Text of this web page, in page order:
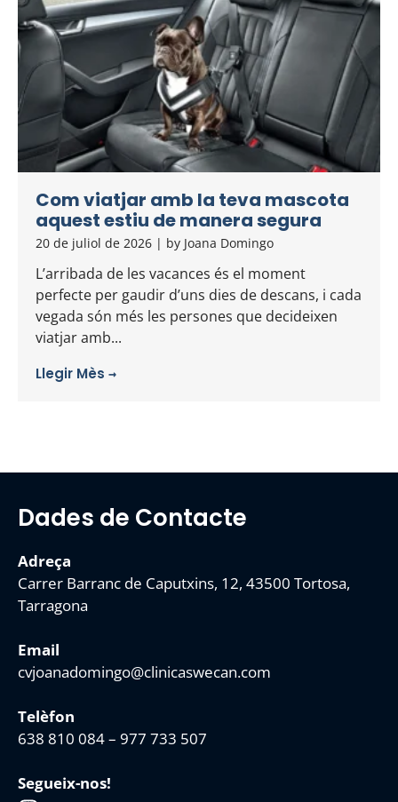
Com viatjar amb la teva mascota
aquest estiu de manera segura
20 de juliol de 2026 | by Joana Domingo
L’arribada de les vacances és el moment
perfecte per gaudir d’uns dies de descans, i cada
vegada són més les persones que decideixen
viatjar amb...
Llegir Mès →
Dades de Contacte
Adreça
Carrer Barranc de Caputxins, 12, 43500 Tortosa,
Tarragona
Email
cvjoanadomingo@clinicaswecan.com
Telèfon
638 810 084– 977 733 507
Segueix-nos!